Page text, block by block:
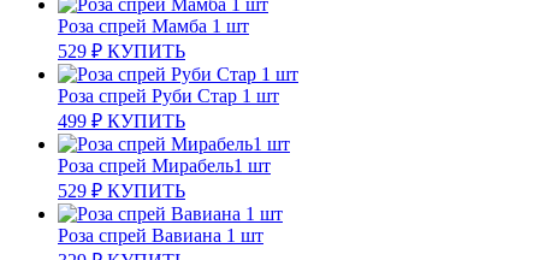
Роза спрей Мамба 1 шт
529 ₽ КУПИТЬ
Роза спрей Руби Стар 1 шт
499 ₽ КУПИТЬ
Роза спрей Мирабель1 шт
529 ₽ КУПИТЬ
Роза спрей Вавиана 1 шт